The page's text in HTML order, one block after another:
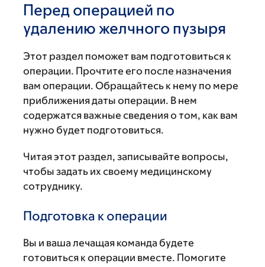
Перед операцией по
удалению желчного пузыря
Этот раздел поможет вам подготовиться к
операции. Прочтите его после назначения
вам операции. Обращайтесь к нему по мере
приближения даты операции. В нем
содержатся важные сведения о том, как вам
нужно будет подготовиться.
Читая этот раздел, записывайте вопросы,
чтобы задать их своему медицинскому
сотруднику.
Подготовка к операции
Вы и ваша лечащая команда будете
готовиться к операции вместе. Помогите